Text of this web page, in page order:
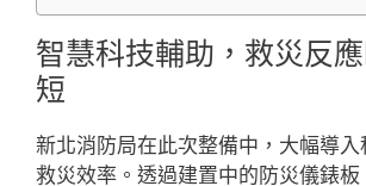
智慧科技輔助，救災反
短
新北消防局在此次整備中，大幅導
救災效率。透過建置中的防災儀錶板